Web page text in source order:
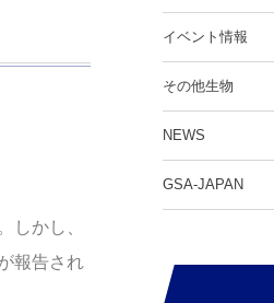
しかし、
報告され
イベント情報
その他生物
NEWS
GSA-JAPAN